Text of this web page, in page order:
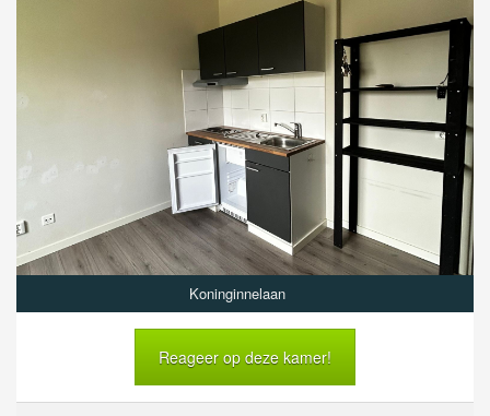
Koninginnelaan
Reageer op deze kamer!